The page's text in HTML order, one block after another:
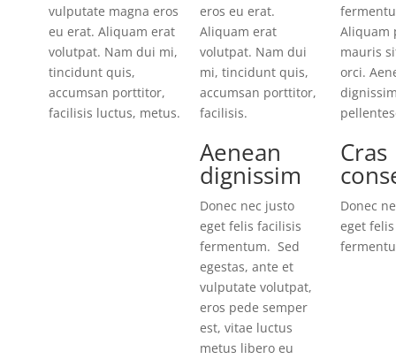
vulputate magna eros
eu erat. Aliquam erat
volutpat. Nam dui mi,
tincidunt quis,
accumsan porttitor,
facilisis luctus, metus.
eros eu erat.
Aliquam erat
volutpat. Nam dui
mi, tincidunt quis,
accumsan porttitor,
facilisis.
Aliquam
mauris
orci.
Aenean
dignissim
Donec nec justo
eget felis facilisis
fermentum. Sed
egestas, ante et
vulputate volutpat,
eros pede semper
est, vitae luctus
metus libero eu
Cras
Donec
eget